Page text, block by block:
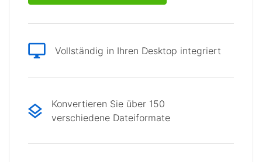
Vollständig in Ihren Desktop integriert
Konvertieren Sie über 150
verschiedene Dateiformate